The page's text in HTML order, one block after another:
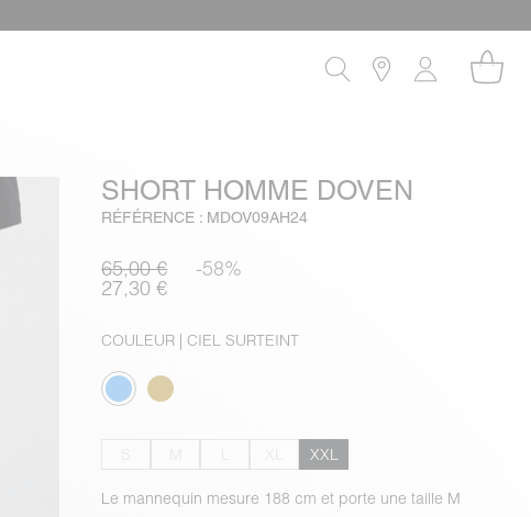
SHORT HOMME DOVEN
RÉFÉRENCE : MDOV09AH24
65,00 € -58%
27,30 €
COULEUR | CIEL SURTEINT
XXL
Le mannequin mesure 188 cm et porte une taille M